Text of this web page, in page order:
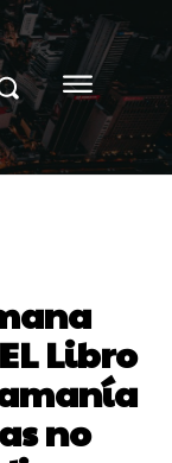
Libro
no